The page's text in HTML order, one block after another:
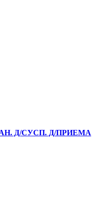
Д/СУСП. Д/ПРИЕМА